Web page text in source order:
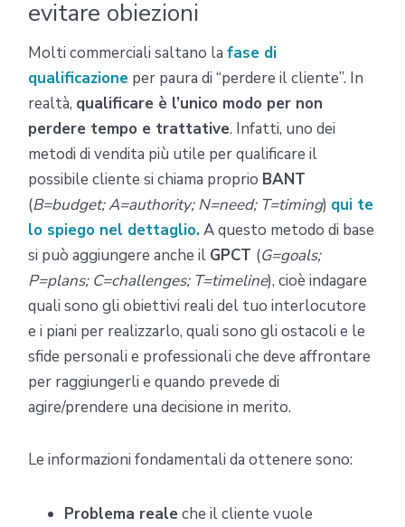
evitare obiezioni
Molti commerciali saltano la fase di
qualificazione per paura di “perdere il cliente”. In
realtà, qualificare è l’unico modo per non
perdere tempo e trattative. Infatti, uno dei
metodi di vendita più utile per qualificare il
possibile cliente si chiama proprio BANT
(B=budget; A=authority; N=need; T=timing) qui te
lo spiego nel dettaglio.A questo metodo di base
si può aggiungere anche il GPCT (G=goals;
P=plans; C=challenges; T=timeline), cioè indagare
quali sono gli obiettivi reali del tuo interlocutore
e i piani per realizzarlo, quali sono gli ostacoli e le
sfide personali e professionali che deve affrontare
per raggiungerli e quando prevede di
agire/prendere una decisione in merito.
Le informazioni fondamentali da ottenere sono:
Problema realeche il cliente vuole